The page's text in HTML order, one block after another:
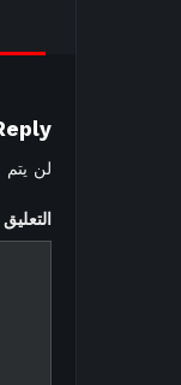
لن يتم
التعليق